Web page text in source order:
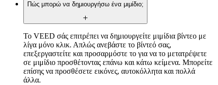
Πώς μπορώ να δημιουργήσω ένα μιμίδιο;
Το VEED σάς επιτρέπει να δημιουργείτε μιμίδια βίντεο με
λίγα μόνο κλικ. Απλώς ανεβάστε το βίντεό σας,
επεξεργαστείτε και προσαρμόστε το για να το μετατρέψετε
σε μιμίδιο προσθέτοντας επάνω και κάτω κείμενα. Μπορείτε
επίσης να προσθέσετε εικόνες, αυτοκόλλητα και πολλά
άλλα.